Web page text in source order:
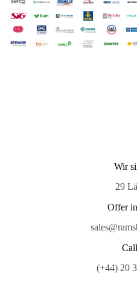
Wir
29
Offer
(+44) 20